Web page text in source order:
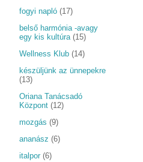
fogyi napló (17)
belső harmónia -avagy
egy kis kultúra (15)
Wellness Klub (14)
készüljünk az ünnepekre
(13)
Oriana Tanácsadó
Központ (12)
mozgás (9)
ananász (6)
italpor (6)